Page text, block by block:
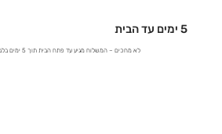
5 ימים עד הבית
לא מחכים – המשלוח מגיע עד פתח הבית תוך 5 ימים בלבד!